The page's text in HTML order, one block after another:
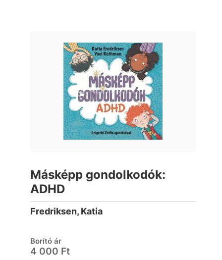
Másképp gondolkodók:
ADHD
Fredriksen, Katia
Borító ár
4 000 Ft